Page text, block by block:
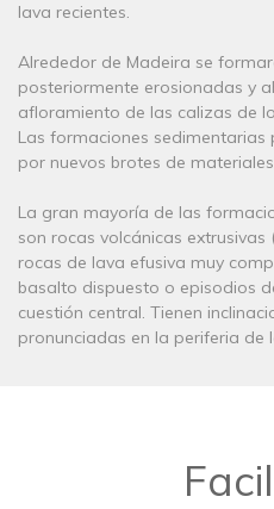
lava recientes.
Alrededor de Madeira se
posteriormente erosionadas y
afloramiento de las calizas de
Las formaciones
por nuevos brotes de
La gran mayoría de las
son rocas volcánicas
rocas de lava efusiva muy
basalto dispuesto o episodios
cuestión central. Tienen
pronunciadas en la periferia de